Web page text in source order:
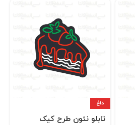
داغ
تابلو نئون طرح کیک